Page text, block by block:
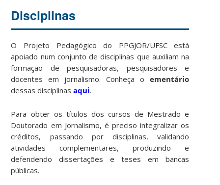
Disciplinas
O Projeto Pedagógico do PPGJOR/UFSC está
apoiado num conjunto de disciplinas que auxiliam na
formação de pesquisadoras, pesquisadores e
docentes em jornalismo. Conheça oementário
dessas disciplinasaqui.
Para obter os títulos dos cursos de Mestrado e
Doutorado em Jornalismo, é preciso integralizar os
créditos, passando por disciplinas, validando
atividades complementares, produzindo e
defendendo dissertações e teses em bancas
públicas.